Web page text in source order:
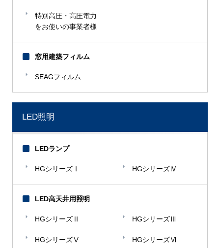
特別高圧・高圧電力
をお使いの事業者様
窓用建築フィルム
SEAGフィルム
LED照明
LEDランプ
HGシリーズⅠ HGシリーズⅣ
LED高天井用照明
HGシリーズⅡ HGシリーズⅢ
HGシリーズⅤ HGシリーズⅥ